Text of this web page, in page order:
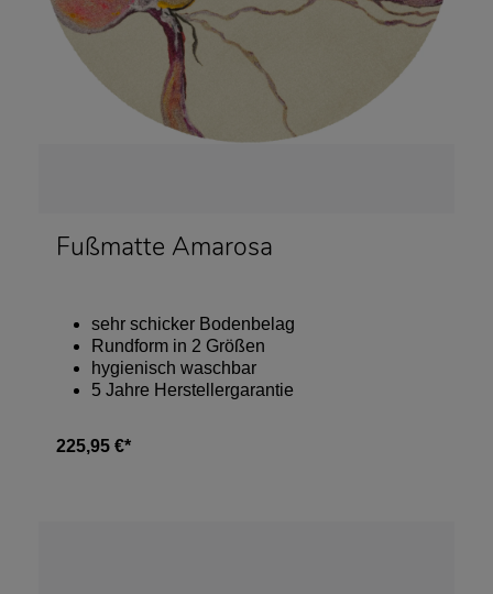
Fußmatte Amarosa
sehr schicker Bodenbelag
Rundform in 2 Größen
hygienisch waschbar
5 Jahre Herstellergarantie
225,95 €*